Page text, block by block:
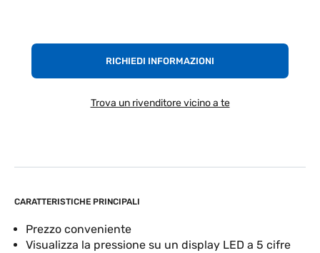
CARATTERISTICHE PRINCIPALI
Prezzo conveniente
Visualizza la pressione su un display LED a 5 cifre
RICHIEDI INFORMAZIONI
Trova un rivenditore vicino a te